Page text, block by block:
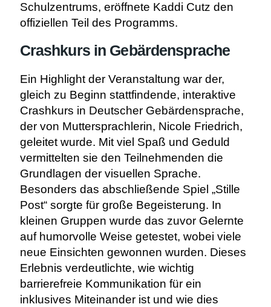
Schulzentrums, eröffnete Kaddi Cutz den
offiziellen Teil des Programms.
Crashkurs in Gebärdensprache
Ein Highlight der Veranstaltung war der,
gleich zu Beginn stattfindende, interaktive
Crashkurs in Deutscher Gebärdensprache,
der von Muttersprachlerin, Nicole Friedrich,
geleitet wurde. Mit viel Spaß und Geduld
vermittelten sie den Teilnehmenden die
Grundlagen der visuellen Sprache.
Besonders das abschließende Spiel „Stille
Post“ sorgte für große Begeisterung. In
kleinen Gruppen wurde das zuvor Gelernte
auf humorvolle Weise getestet, wobei viele
neue Einsichten gewonnen wurden. Dieses
Erlebnis verdeutlichte, wie wichtig
barrierefreie Kommunikation für ein
inklusives Miteinander ist und wie dies